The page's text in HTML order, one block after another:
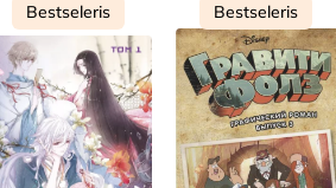
Bestseleris Bestseleris